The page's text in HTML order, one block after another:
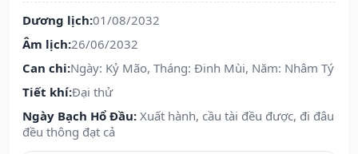
Dương lịch:01/08/2032
Âm lịch:26/06/2032
Can chi:Ngày: Kỷ Mão, Tháng: Đinh Mùi, Năm: Nhâm Tý
Tiết khí:Đại thử
Ngày Bạch Hổ Đầu: Xuất hành, cầu tài đều được, đi đâu
đều thông đạt cả